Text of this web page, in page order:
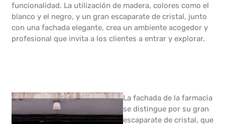
funcionalidad. La utilización de madera, colores como el
blanco y el negro, y un gran escaparate de cristal, junto
con una fachada elegante, crea un ambiente acogedor y
profesional que invita a los clientes a entrar y explorar.
La fachada de la farmacia
se distingue por su gran
escaparate de cristal, que